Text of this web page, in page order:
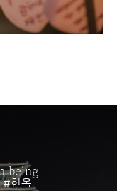
being
#한옥